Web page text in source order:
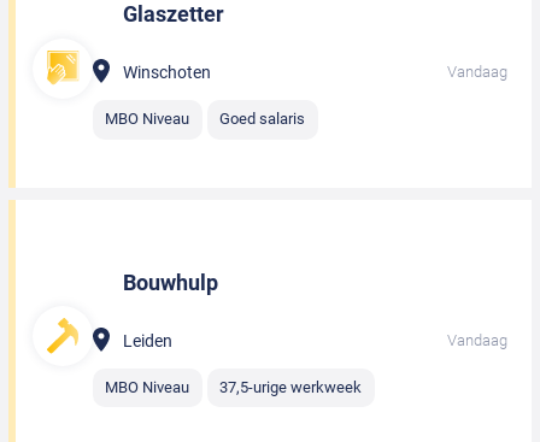
Glaszetter
Winschoten Vandaag
MBO Niveau Goed salaris
Bouwhulp
Leiden Vandaag
MBO Niveau 37,5-urige werkweek